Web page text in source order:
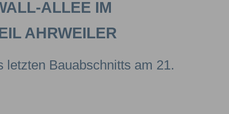
ALLEE IM S
AHRWEILER
letzten Bauabschnitts am 21.